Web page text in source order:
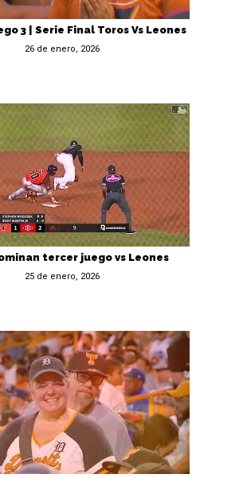
3 | Serie Final Toros Vs Leones
26 de enero, 2026
tercer juego vs Leones
25 de enero, 2026